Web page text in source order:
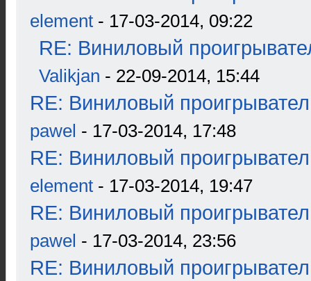
element - 17-03-2014, 09:22
RE: Виниловый
Valikjan - 22-09-2014, 15:44
RE: Виниловый
pawel - 17-03-2014, 17:48
RE: Виниловый
element - 17-03-2014, 19:47
RE: Виниловый
pawel - 17-03-2014, 23:56
RE: Виниловый